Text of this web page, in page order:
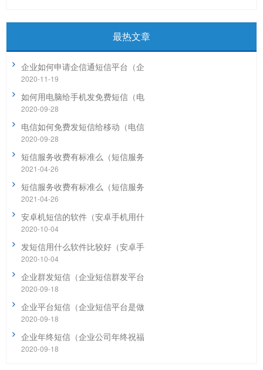
最热文章
企业如何申请企信通短信平台（企
2020-11-19
如何用电脑给手机发免费短信（电
2020-09-28
电信如何免费发短信给移动（电信
2020-09-28
短信服务收费有标准么（短信服务
2021-04-26
短信服务收费有标准么（短信服务
2021-04-26
安卓机短信的软件（安卓手机用什
2020-10-04
发短信用什么软件比较好（安卓手
2020-10-04
企业群发短信（企业短信群发平台
2020-09-18
企业平台短信（企业短信平台是做
2020-09-18
企业年终短信（企业公司年终祝福
2020-09-18